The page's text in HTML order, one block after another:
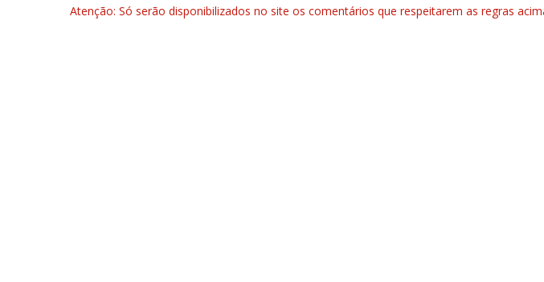
Atenção: Só serão disponibilizados no site os comentários que respeitarem as regras